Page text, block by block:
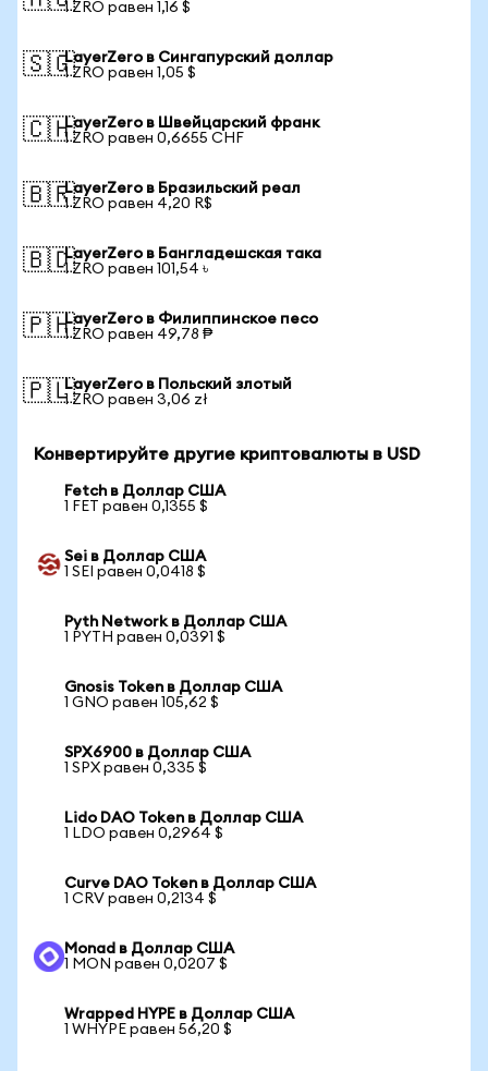
1 ZRO равен 1,16 $
🇸🇬LayerZero в Сингапурский доллар
1 ZRO равен 1,05 $
🇨🇭LayerZero в Швейцарский франк
1 ZRO равен 0,6655 CHF
🇧🇷LayerZero в Бразильский реал
1 ZRO равен 4,20 R$
🇧🇩LayerZero в Бангладешская така
1 ZRO равен 101,54 ৳
🇵🇭LayerZero в Филиппинское песо
1 ZRO равен 49,78 ₱
🇵🇱LayerZero в Польский злотый
1 ZRO равен 3,06 zł
Конвертируйте другие криптовалюты в USD
Fetch в Доллар США
1 FET равен 0,1355 $
Sei в Доллар США
1 SEI равен 0,0418 $
Pyth Network в Доллар США
1 PYTH равен 0,0391 $
Gnosis Token в Доллар США
1 GNO равен 105,62 $
SPX6900 в Доллар США
1 SPX равен 0,335 $
Lido DAO Token в Доллар США
1 LDO равен 0,2964 $
Curve DAO Token в Доллар США
1 CRV равен 0,2134 $
Monad в Доллар США
1 MON равен 0,0207 $
Wrapped HYPE в Доллар США
1 WHYPE равен 56,20 $